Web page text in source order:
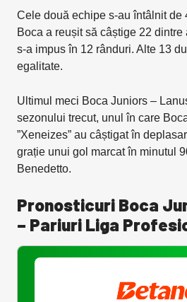
Cele două echipe s-au întâlnit de
Boca a reușit să câștige 22
s-a impus în 12 rânduri. Alte 13
egalitate.
Ultimul meci Boca Juniors –
sezonului trecut, unul în care
”Xeneizes” au câștigat în
grație unui gol marcat în minutul
Benedetto.
Pronosticuri Boca
– Pariuri Liga